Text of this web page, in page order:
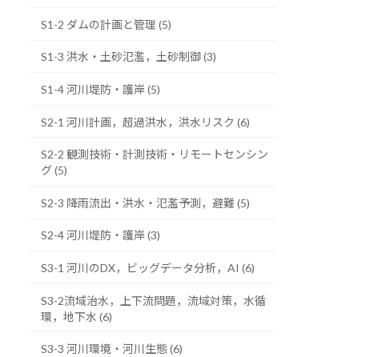
S1-2 ダムの計画と管理 (5)
S1-3 洪水・土砂氾濫，土砂制御 (3)
S1-4 河川堤防・護岸 (5)
S2-1 河川計画，超過洪水，洪水リスク (6)
S2-2 観測技術・計測技術・リモートセンシン
グ (5)
S2-3 降雨流出・洪水・氾濫予測，避難 (5)
S2-4 河川堤防・護岸 (3)
S3-1 河川のDX，ビッグデータ分析，AI (6)
S3-2流域治水，上下流問題，流域対策，水循
環，地下水 (6)
S3-3 河川環境・河川生態 (6)